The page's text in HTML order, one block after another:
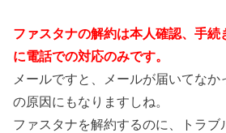
ファスタナの解約は本人確認、手続
に電話での対応のみです。
メールですと、メールが届いてな
の原因にもなりますしね。
ファスタナを解約するのに、トラブ